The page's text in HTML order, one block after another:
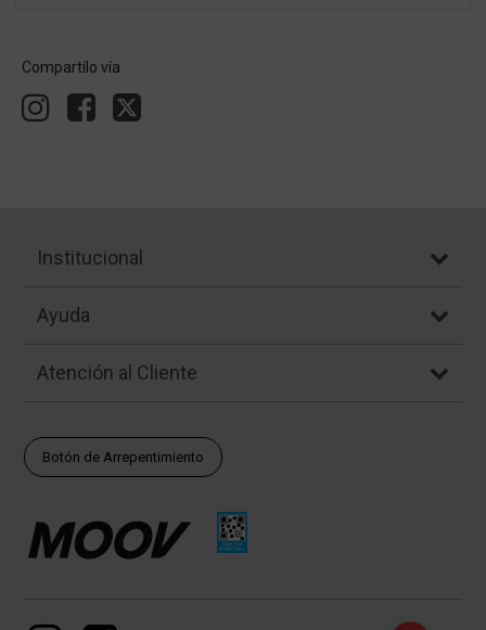
Compartílo vía
Institucional
Ayuda
Atención al Cliente
Botón de Arrepentimiento